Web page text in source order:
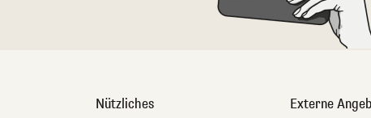
Nützliches Externe